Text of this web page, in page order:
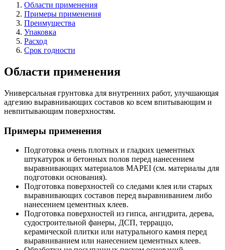
Области применения
Примеры применения
Преимущества
Упаковка
Расход
Срок годности
Области применения
Универсальная грунтовка для внутренних работ, улучшающая
адгезию выравнивающих составов ко всем впитывающим и
невпитывающим поверхностям.
Примеры применения
Подготовка очень плотных и гладких цементных
штукатурок и бетонных полов перед нанесением
выравнивающих материалов MAPEI (см. материалы для
подготовки основания).
Подготовка поверхностей со следами клея или старых
выравнивающих составов перед выравниванием либо
нанесением цементных клеев.
Подготовка поверхностей из гипса, ангидрита, дерева,
судостроительной фанеры, ДСП, терраццо,
керамической плитки или натурального камня перед
выравниванием или нанесением цементных клеев.